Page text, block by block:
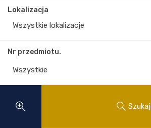
Lokalizacja
Wszystkie lokalizacje
Nr przedmiotu.
Szukaj